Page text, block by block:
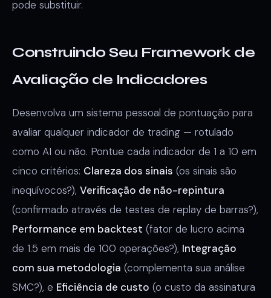
pode substituir.
Construindo Seu Framework de
Avaliação de Indicadores
Desenvolva um sistema pessoal de pontuação para
avaliar qualquer indicador de trading — rotulado
como AI ou não. Pontue cada indicador de 1 a 10 em
cinco critérios: Clareza dos sinais (os sinais são
inequívocos?), Verificação de não-repintura
(confirmado através de testes de replay de barras?),
Performance em backtest (fator de lucro acima
de 1.5 em mais de 100 operações?), Integração
com sua metodologia (complementa sua análise
SMC?), e Eficiência de custo (o custo da assinatura